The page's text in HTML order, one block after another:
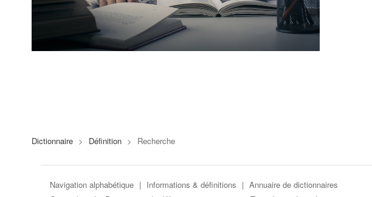
Dictionnaire > Définition > Recherche
Navigation alphabétique | Informations & définitions | Annuaire de dictionnaires